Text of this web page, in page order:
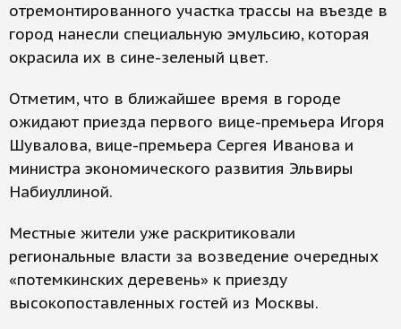
отремонтированного участка трассы на въезде в
город нанесли специальную эмульсию, которая
окрасила их в сине-зеленый цвет.
Отметим, что в ближайшее время в городе
ожидают приезда первого вице-премьера Игоря
Шувалова, вице-премьера Сергея Иванова и
министра экономического развития Эльвиры
Набиуллиной.
Местные жители уже раскритиковали
региональные власти за возведение очередных
«потемкинских деревень» к приезду
высокопоставленных гостей из Москвы.